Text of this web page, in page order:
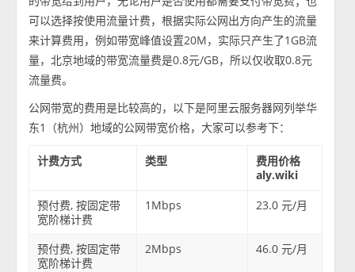
可以选择按使用流量计费，根据实际公网出方向产生的流量
来计算费用，例如带宽峰值设置20M，实际只产生了1GB流
量，北京地域的带宽流量费是0.8元/GB，所以仅收取0.8元
流量费。
公网带宽的费用是比较高的，以下是阿里云服务器网列举华
东1（杭州）地域的公网带宽价格，大家可以参考下：
计费方式 类型
费用价格
aly.wiki
预付费, 按固定带
宽阶梯计费
1Mbps 23.0 元/月
预付费, 按固定带
宽阶梯计费
2Mbps 46.0 元/月